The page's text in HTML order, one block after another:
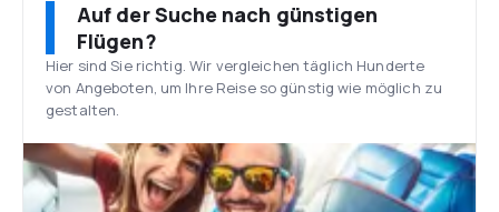
Auf der Suche nach günstigen
Flügen?
Hier sind Sie richtig. Wir vergleichen täglich Hunderte
von Angeboten, um Ihre Reise so günstig wie möglich zu
gestalten.